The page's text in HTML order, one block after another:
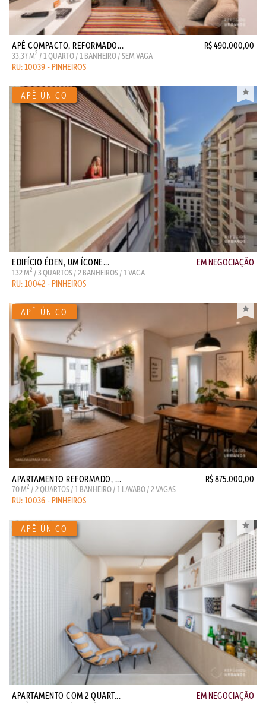
APÊ COMPACTO, REFORMADO... R$ 490.000,00
33,37 M2 / 1 QUARTO / 1 BANHEIRO / SEM VAGA
RU: 10039 - PINHEIROS
EDIFÍCIO ÉDEN, UM ÍCONE... EM NEGOCIAÇÃO
132 M2 / 3 QUARTOS / 2 BANHEIROS / 1 VAGA
RU: 10042 - PINHEIROS
APARTAMENTO REFORMADO, ... R$ 875.000,00
70 M2 / 2 QUARTOS / 1 BANHEIRO / 1 LAVABO / 2 VAGAS
RU: 10036 - PINHEIROS
APARTAMENTO COM 2 QUART... EM NEGOCIAÇÃO